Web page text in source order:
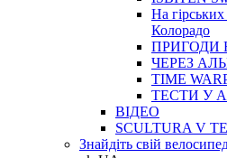
На
Колорадо
ПРИГОДИ
ЧЕРЕЗ
TIME
ТЕСТИ У
ВІДЕО
SCULTURA V
Знайдіть свій